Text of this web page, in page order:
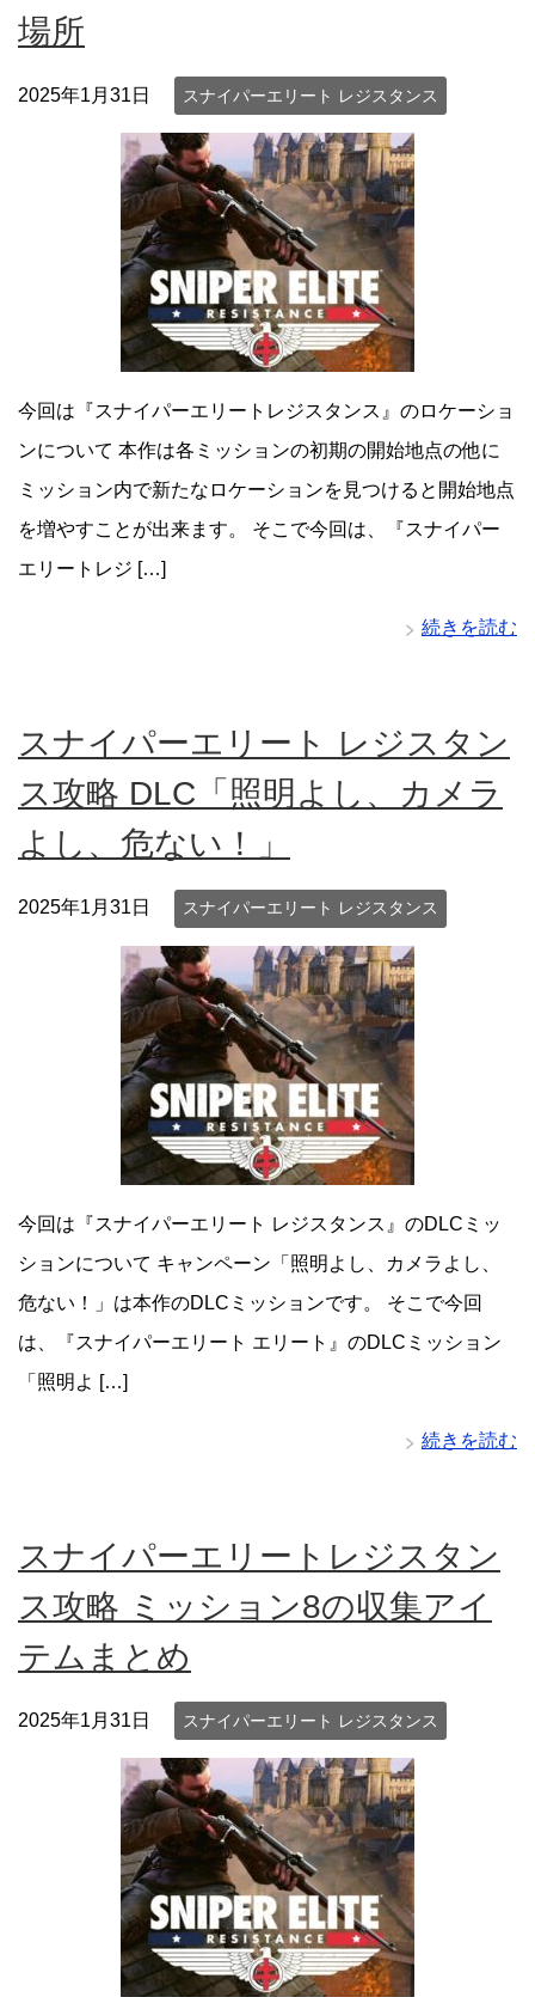
場所
2025年1月31日 スナイパーエリート レジスタンス
今回は『スナイパーエリートレジスタンス』のロケーショ
ンについて 本作は各ミッションの初期の開始地点の他に
ミッション内で新たなロケーションを見つけると開始地点
を増やすことが出来ます。 そこで今回は、『スナイパー
エリートレジ […]
続きを読む
スナイパーエリート レジスタン
ス攻略 DLC「照明よし、カメラ
よし、危ない！」
2025年1月31日 スナイパーエリート レジスタンス
今回は『スナイパーエリート レジスタンス』のDLCミッ
ションについて キャンペーン「照明よし、カメラよし、
危ない！」は本作のDLCミッションです。 そこで今回
は、『スナイパーエリート エリート』のDLCミッション
「照明よ […]
続きを読む
スナイパーエリートレジスタン
ス攻略 ミッション8の収集アイ
テムまとめ
2025年1月31日 スナイパーエリート レジスタンス